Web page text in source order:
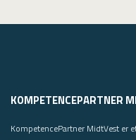
KOMPETENCEPARTNER
KompetencePartner MidtVest er